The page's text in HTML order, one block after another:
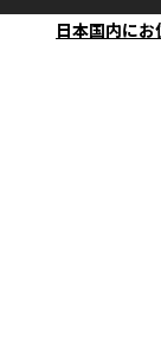
日本国内にお